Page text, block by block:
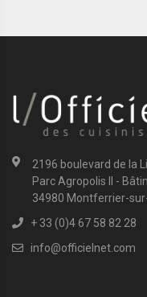
2196 boulevard de la
Parc Agropolis II -
34980 Montferrier-
+ 33 (0)4 67 58 82 28
info@officielnet.com